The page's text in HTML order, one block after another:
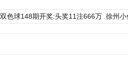
双色球148期开奖:头奖11注666万 徐州